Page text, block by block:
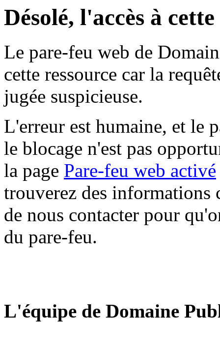
Désolé, l'accès à
Le pare-feu web de
cette ressource car la
jugée suspicieuse.
L'erreur est humaine, et le
le blocage n'est pas
la page Pare-feu web activé
trouverez des informations
de nous contacter pour
du pare-feu.
L'équipe de Domaine